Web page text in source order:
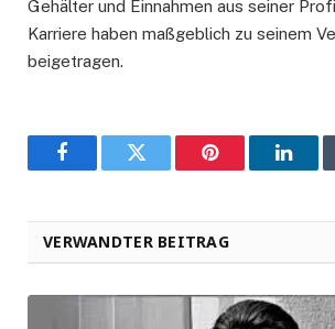
Gehälter und Einnahmen aus seiner
Karriere haben maßgeblich zu seinem
beigetragen.
FacebookTwitter Pinterest
VERWANDTER BEITRAG